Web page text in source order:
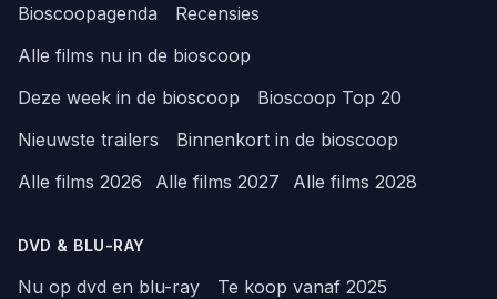
Bioscoopagenda
Recensies
Alle films nu in de bioscoop
Deze week in de bioscoop
Bioscoop Top 20
Nieuwste trailers
Binnenkort in de bioscoop
Alle films 2026
Alle films 2027 Alle films 2028
DVD & BLU-RAY
Nu op dvd en blu-ray
Te koop vanaf 2025